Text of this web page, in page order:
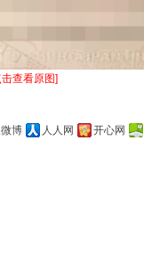
击查看原图]
博 人人网 开心网